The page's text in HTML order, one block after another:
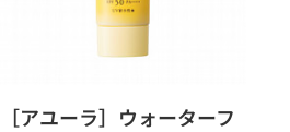
［アユーラ］ウォーターフ